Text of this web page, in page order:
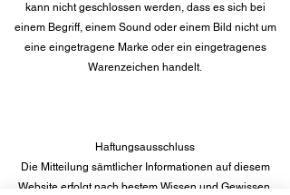
kann nicht geschlossen werden, dass es sich bei
einem Begriff, einem Sound oder einem Bild nicht um
eine eingetragene Marke oder ein eingetragenes
Warenzeichen handelt.
Haftungsausschluss
Die Mitteilung sämtlicher Informationen auf diesem
Website erfolgt nach bestem Wissen und Gewissen,